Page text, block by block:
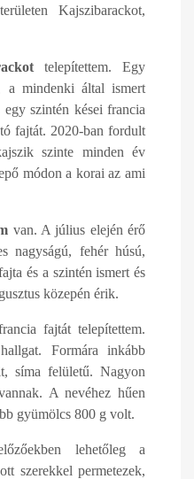
Kajszibarackot,
telepítettem. Egy
a mindenki által ismert
egy szintén kései francia
fajtát. 2020-ban fordult
szinte minden év
módon a korai az ami
van. A július elején érő
nagyságú, fehér húsú,
és a szintén ismert és
közepén érik.
fajtát telepítettem.
Formára inkább
síma felületű. Nagyon
A nevéhez hűen
gyümölcs 800 g volt.
lehetőleg a
szerekkel permetezek,